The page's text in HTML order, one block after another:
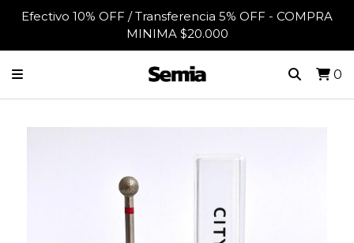
Efectivo 10% OFF / Transferencia 5% OFF - COMPRA
MINIMA $20.000
0